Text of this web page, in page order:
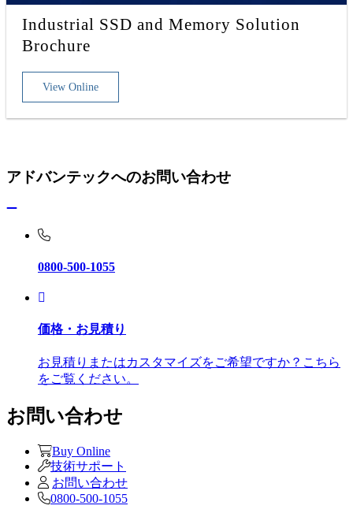
Industrial SSD and Memory Solution
Brochure
View Online
アドバンテックへのお問い合わせ
0800-500-1055
価格・お見積り
お見積りまたはカスタマイズをご希望ですか？こちら
をご覧ください。
お問い合わせ
Buy Online
技術サポート
お問い合わせ
0800-500-1055